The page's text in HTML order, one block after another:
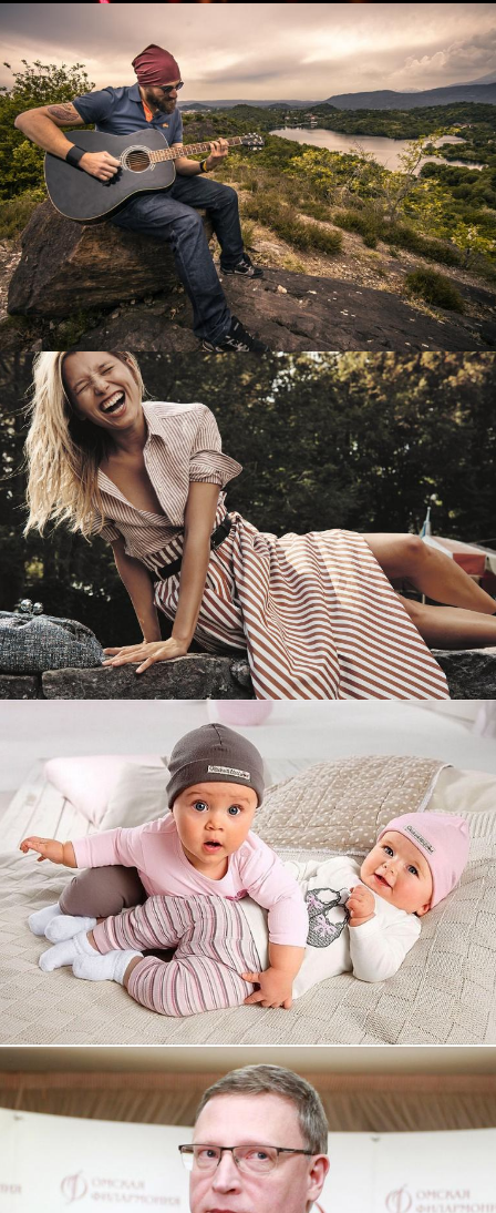
Перевод интернет-магазина
Guitaramania.ru на 1С-Битрикс
Смотреть проект
Имиджевый сайт для сети магазинов
Soho Project
Смотреть проект
Увеличили выручку интернет-
магазину topdatop.ru на 25%!
Смотреть проект